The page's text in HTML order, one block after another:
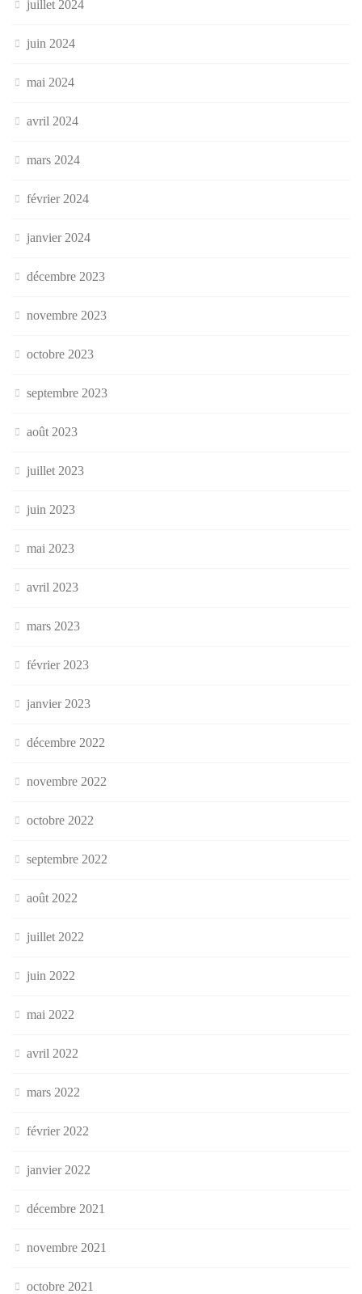
juillet 2024
juin 2024
mai 2024
avril 2024
mars 2024
février 2024
janvier 2024
décembre 2023
novembre 2023
octobre 2023
septembre 2023
août 2023
juillet 2023
juin 2023
mai 2023
avril 2023
mars 2023
février 2023
janvier 2023
décembre 2022
novembre 2022
octobre 2022
septembre 2022
août 2022
juillet 2022
juin 2022
mai 2022
avril 2022
mars 2022
février 2022
janvier 2022
décembre 2021
novembre 2021
octobre 2021